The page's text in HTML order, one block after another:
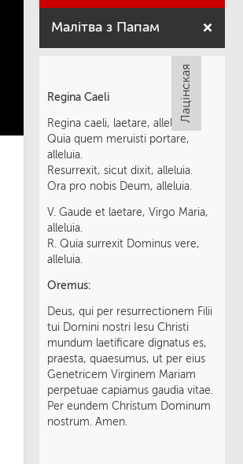
Малітва з Папам
Regina Caeli
Regina caeli, laetare, alleluia.
Quia quem meruisti portare,
alleluia.
Resurrexit, sicut dixit, alleluia.
Ora pro nobis Deum, alleluia.
V. Gaude et laetare, Virgo Maria,
alleluia.
R. Quia surrexit Dominus vere,
alleluia.
Oremus:
Deus, qui per resurrectionem Filii
tui Domini nostri Iesu Christi
mundum laetificare dignatus es,
praesta, quaesumus, ut per eius
Genetricem Virginem Mariam
perpetuae capiamus gaudia vitae.
Per eundem Christum Dominum
nostrum. Amen.